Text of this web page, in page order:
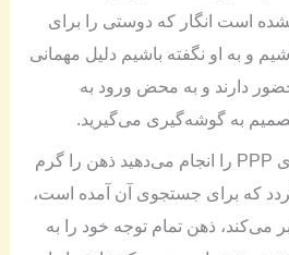
است انگار که دوستی را برای
و به او نگفته باشیم دلیل مهمانی
دارند و به محض ورود به
به گوشه‌گیری می‌گیرید.
وقتی شما قبل از هر کاری PPP را انجام می‌دهید ذهن را گرم
که برای جستجوی آن آمده است،
می‌کند، ذهن تمام توجه خود را به